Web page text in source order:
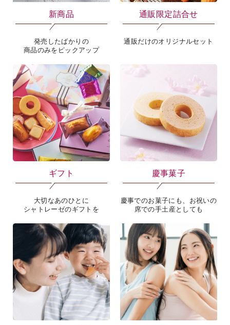
新商品
発売したばかりの
商品のみをピックアップ
通販限定詰合せ
通販だけのオリジナルセット
ギフト
大切なあのひとに
シャトレーゼのギフトを
慶事菓子
慶事でのお菓子にも、お祝いの
席での手土産としても
海外 Overseas shops
Indonesia
Singapore
Malaysia
Hong Kong
UAE
Thailand
Vietnam